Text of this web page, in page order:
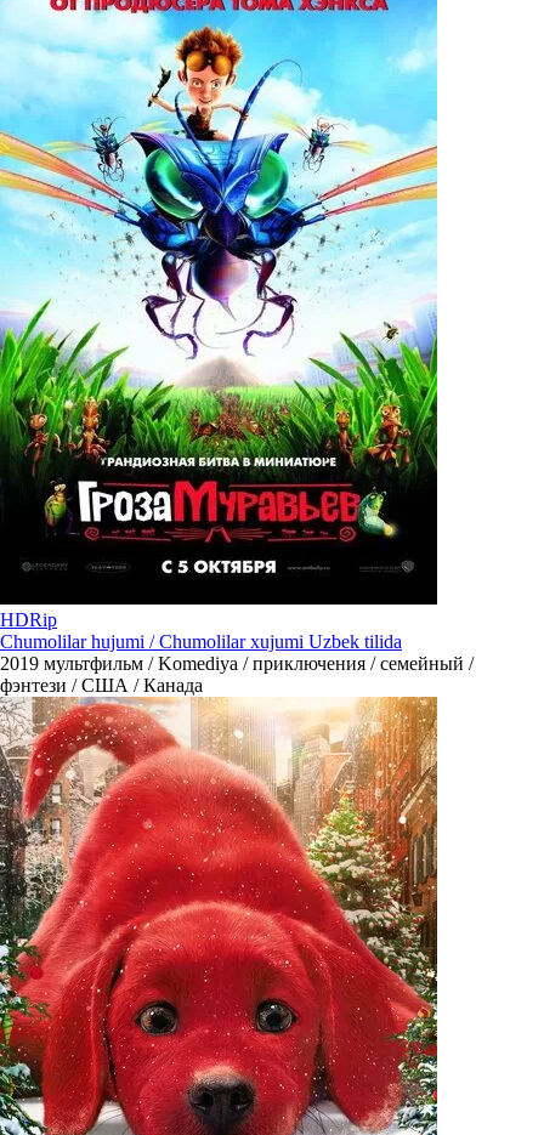
HDRip
Chumolilar hujumi / Chumolilar xujumi Uzbek tilida
2019 мультфильм / Komediya / приключения / семейный /
фэнтези / США / Канада